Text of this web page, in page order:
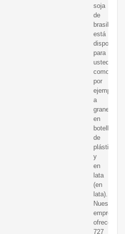
soja
de
brasil
está
disponibles
para
usted,
como
por
ejemplo
a
granel,
en
botella
de
plástico
y
en
lata
(en
lata).
Nuestra
empresa
ofrece
727